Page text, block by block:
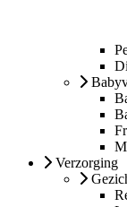
Verzorging